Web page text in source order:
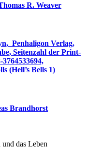
R. Weaver
Penhaligon Verlag,
Seitenzahl der Print-
Tolls (Hell’s Bells 1)
Brandhorst
das Leben